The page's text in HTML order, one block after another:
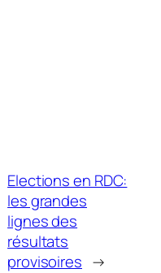
Elections en RDC:
les grandes
lignes des
résultats
provisoires →